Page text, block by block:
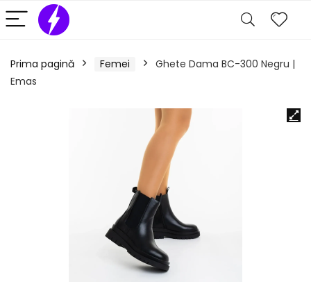
Prima pagină Femei
Ghete Dama BC-300 Negru |
Emas